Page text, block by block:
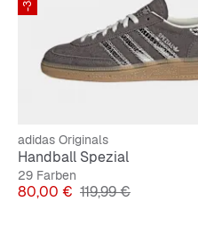
adidas Originals
Handball Spezial
29 Farben
Preis
80,00 € Originalpreis
119,99 €